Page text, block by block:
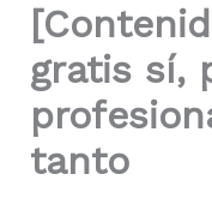
gratis sí,
tanto